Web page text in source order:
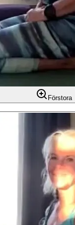
Förstora